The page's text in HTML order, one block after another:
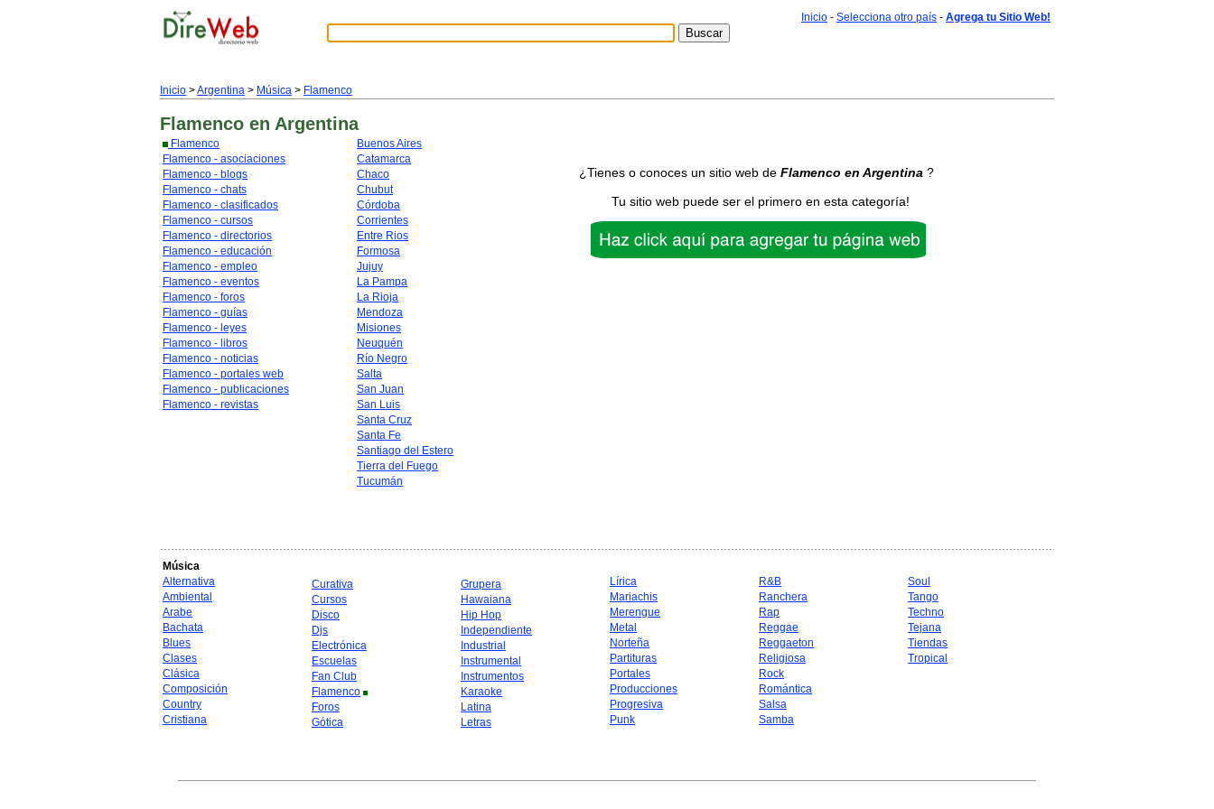
Inicio - Selecciona otro país - Agrega tu Sitio Web!
Inicio >Argentina > Música > Flamenco
Flamenco en Argentina
Flamenco
Flamenco - asociaciones
Flamenco - blogs
Flamenco - chats
Flamenco - clasificados
Flamenco - cursos
Flamenco - directorios
Flamenco - educación
Flamenco - empleo
Flamenco - eventos
Flamenco - foros
Flamenco - guías
Flamenco - leyes
Flamenco - libros
Flamenco - noticias
Flamenco - portales web
Flamenco - publicaciones
Flamenco - revistas
Buenos Aires
Catamarca
Chaco
Chubut
Córdoba
Corrientes
Entre Rios
Formosa
Jujuy
La Pampa
La Rioja
Mendoza
Misiones
Neuquén
Río Negro
Salta
San Juan
San Luis
Santa Cruz
Santa Fe
Santiago del Estero
Tierra del Fuego
Tucumán
¿Tienes o conoces un sitio web de Flamenco en Argentina ?
Tu sitio web puede ser el primero en esta categoría!
Música
Alternativa
Ambiental
Arabe
Bachata
Blues
Clases
Clásica
Composición
Country
Cristiana
Curativa
Cursos
Disco
Djs
Electrónica
Escuelas
Fan Club
Flamenco
Foros
Gótica
Grupera
Hawaiana
Hip Hop
Independiente
Industrial
Instrumental
Instrumentos
Karaoke
Latina
Letras
Lírica
Mariachis
Merengue
Metal
Norteña
Partituras
Portales
Producciones
Progresiva
Punk
R&B
Ranchera
Rap
Reggae
Reggaeton
Religiosa
Rock
Romántica
Salsa
Samba
Soul
Tango
Techno
Tejana
Tiendas
Tropical